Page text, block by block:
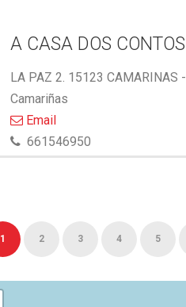
A CASA DOS CONTOS
LA PAZ 2. 15123 CAMARINAS -
Camariñas
Email
661546950
1 2 3 4 5